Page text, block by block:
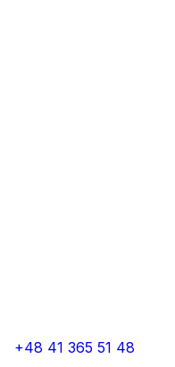
+48 41 365 51 48